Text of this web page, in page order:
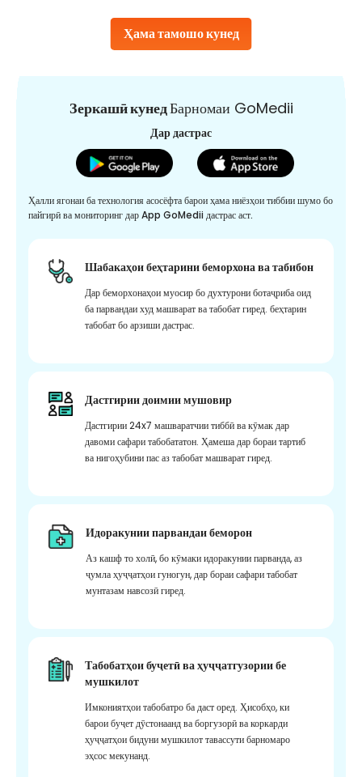
Ҳама тамошо кунед
Зеркашӣ кунедБарномаи GoMedii
Дар дастрас
Ҳалли ягонаи ба технология асосёфта барои ҳама ниёзҳои тиббии шумо бо
пайгирӣ ва мониторинг дар App GoMedii дастрас аст.
Шабакаҳои беҳтарини беморхона ва табибон
Дар беморхонаҳои муосир бо духтурони ботаҷриба оид
ба парвандаи худ машварат ва табобат гиред. беҳтарин
табобат бо арзиши дастрас.
Дастгирии доимии мушовир
Дастгирии 24x7 машваратчии тиббӣ ва кӯмак дар
давоми сафари табобататон. Ҳамеша дар бораи тартиб
ва нигоҳубини пас аз табобат машварат гиред.
Идоракунии парвандаи беморон
Аз кашф то холӣ, бо кӯмаки идоракунии парванда, аз
ҷумла ҳуҷҷатҳои гуногун, дар бораи сафари табобат
мунтазам навсозӣ гиред.
Табобатҳои буҷетӣ ва ҳуҷҷатгузории бе
мушкилот
Имкониятҳои табобатро ба даст оред. Ҳисобҳо, ки
барои буҷет дӯстонаанд ва боргузорӣ ва коркарди
ҳуҷҷатҳои бидуни мушкилот тавассути барномаро
эҳсос мекунанд.